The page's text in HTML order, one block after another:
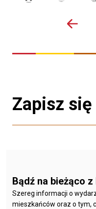
Zapisz
Bądź na bieżąco
Szereg informacji o
mieszkańców oraz o tym,